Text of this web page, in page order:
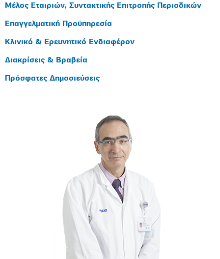
Μέλος Εταιριών, Συντακτικής Επιτροπής Περιοδικών
Επαγγελματική Προϋπηρεσία
Κλινικό & Ερευνητικό Ενδιαφέρον
Διακρίσεις & Βραβεία
Πρόσφατες Δημοσιεύσεις